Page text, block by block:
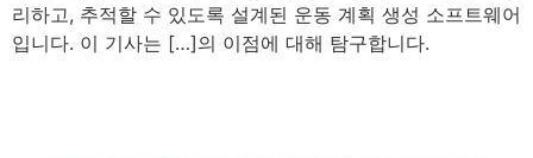
리하고, 추적할 수 있도록 설계된 운동 계획 생성 소프트웨어
입니다. 이 기사는 […]의 이점에 대해 탐구합니다.